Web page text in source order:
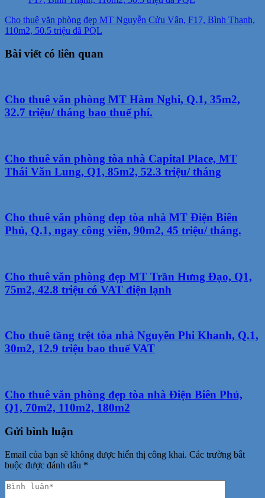
Cho thuê văn phòng đẹp MT Nguyễn Cửu Vân, F17, Bình Thạnh,
110m2, 50.5 triệu đã PQL
Bài viết có liên quan
Cho thuê văn phòng MT Hàm Nghi, Q.1, 35m2,
32.7 triệu/ tháng bao thuế phí.
Cho thuê văn phòng tòa nhà Capital Place, MT
Thái Văn Lung, Q1, 85m2, 52.3 triệu/ tháng
Cho thuê văn phòng đẹp tòa nhà MT Điện Biên
Phủ, Q.1, ngay công viên, 90m2, 45 triệu/ tháng.
Cho thuê văn phòng đẹp MT Trần Hưng Đạo, Q1,
75m2, 42.8 triệu có VAT điện lạnh
Cho thuê tầng trệt tòa nhà Nguyễn Phi Khanh, Q.1,
30m2, 12.9 triệu bao thuế VAT
Cho thuê văn phòng đẹp tòa nhà Điện Biên Phủ,
Q1, 70m2, 110m2, 180m2
Gửi bình luận
Email của bạn sẽ không được hiển thị công khai. Các trường bắt
buộc được đánh dấu *
Phản